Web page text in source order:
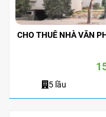
CHO THUÊ NHÀ VĂN
5 lầu